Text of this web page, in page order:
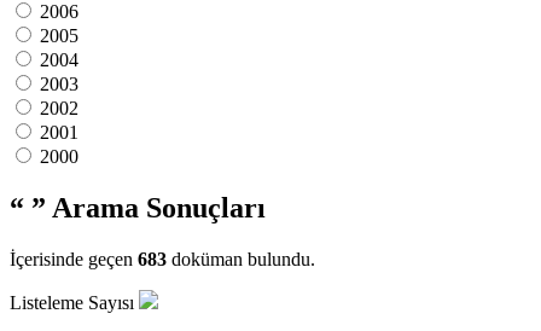
2006
2005
2004
2003
2002
2001
2000
“ ” Arama Sonuçları
İçerisinde geçen 683 doküman bulundu.
Listeleme Sayısı